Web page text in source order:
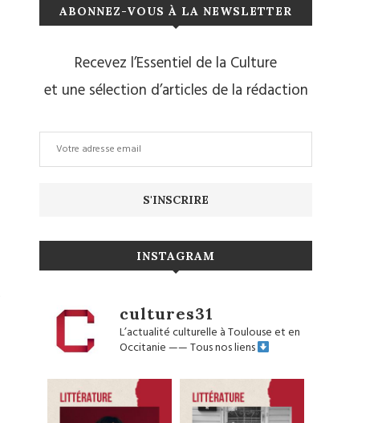
ABONNEZ-VOUS À LA NEWSLETTER
Recevez l’Essentiel de la Culture
et une sélection d’articles de la rédaction
INSTAGRAM
cultures31
L’actualité culturelle à Toulouse et en
Occitanie——Tous nos liens